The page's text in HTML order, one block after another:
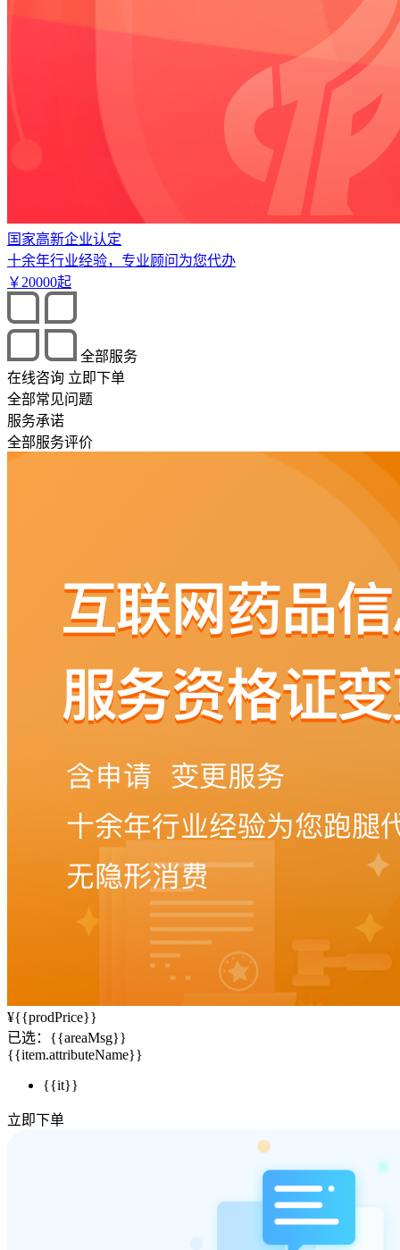
国家高新企业认定
十余年行业经验，专业顾问为您代办
￥ 20000起
全部服务
在线咨询 立即下单
全部常见问题
服务承诺
全部服务评价
¥{{prodPrice}}
已选： {{areaMsg}}
{{item.attributeName}}
{{it}}
立即下单